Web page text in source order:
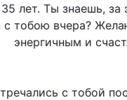
лет. Ты знаешь,
с тобою вчера?
энергичным и
с тобой